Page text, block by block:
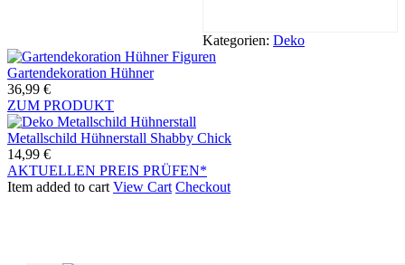
Kategorien: Deko
Gartendekoration Hühner
36,99 €
ZUM PRODUKT
Metallschild Hühnerstall Shabby Chick
14,99 €
AKTUELLEN PREIS PRÜFEN*
Item added to cartView Cart Checkout